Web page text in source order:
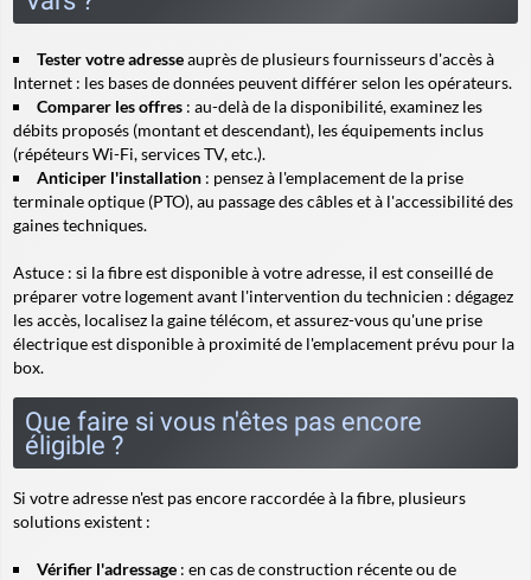
Tester votre adresseauprès de plusieurs fournisseurs d'accès à
Internet : les bases de données peuvent différer selon les opérateurs.
Comparer les offres : au-delà de la disponibilité, examinez les
débits proposés (montant et descendant), les équipements inclus
(répéteurs Wi-Fi, services TV, etc.).
Anticiper l'installation : pensez à l'emplacement de la prise
terminale optique (PTO), au passage des câbles et à l'accessibilité des
gaines techniques.
Astuce : si la fibre est disponible à votre adresse, il est conseillé de
préparer votre logement avant l'intervention du technicien : dégagez
les accès, localisez la gaine télécom, et assurez-vous qu'une prise
électrique est disponible à proximité de l'emplacement prévu pour la
box.
Que faire si vous n'êtes pas encore
éligible ?
Si votre adresse n'est pas encore raccordée à la fibre, plusieurs
solutions existent :
Vérifier l'adressage : en cas de construction récente ou de